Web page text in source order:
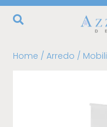
Home /Arredo / Mobili